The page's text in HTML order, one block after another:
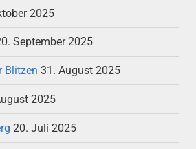
2025
September 2025
Blitzen 31. August 2025
2025
20. Juli 2025